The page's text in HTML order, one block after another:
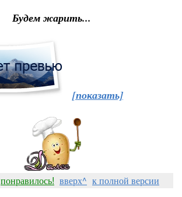
Будем жарить...
[показать]
понравилось! вверх^ к полной версии